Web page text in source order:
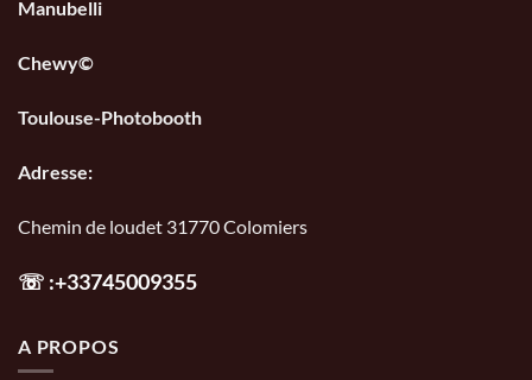
Manubelli
Chewy©
Toulouse-Photobooth
Adresse:
Chemin de loudet 31770 Colomiers
☏ :+33745009355
A PROPOS